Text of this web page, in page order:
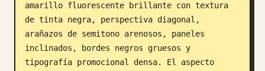
amarillo fluorescente brillante con textura
de tinta negra, perspectiva diagonal,
arañazos de semitono arenosos, paneles
inclinados, bordes negros gruesos y
tipografía promocional densa. El aspecto